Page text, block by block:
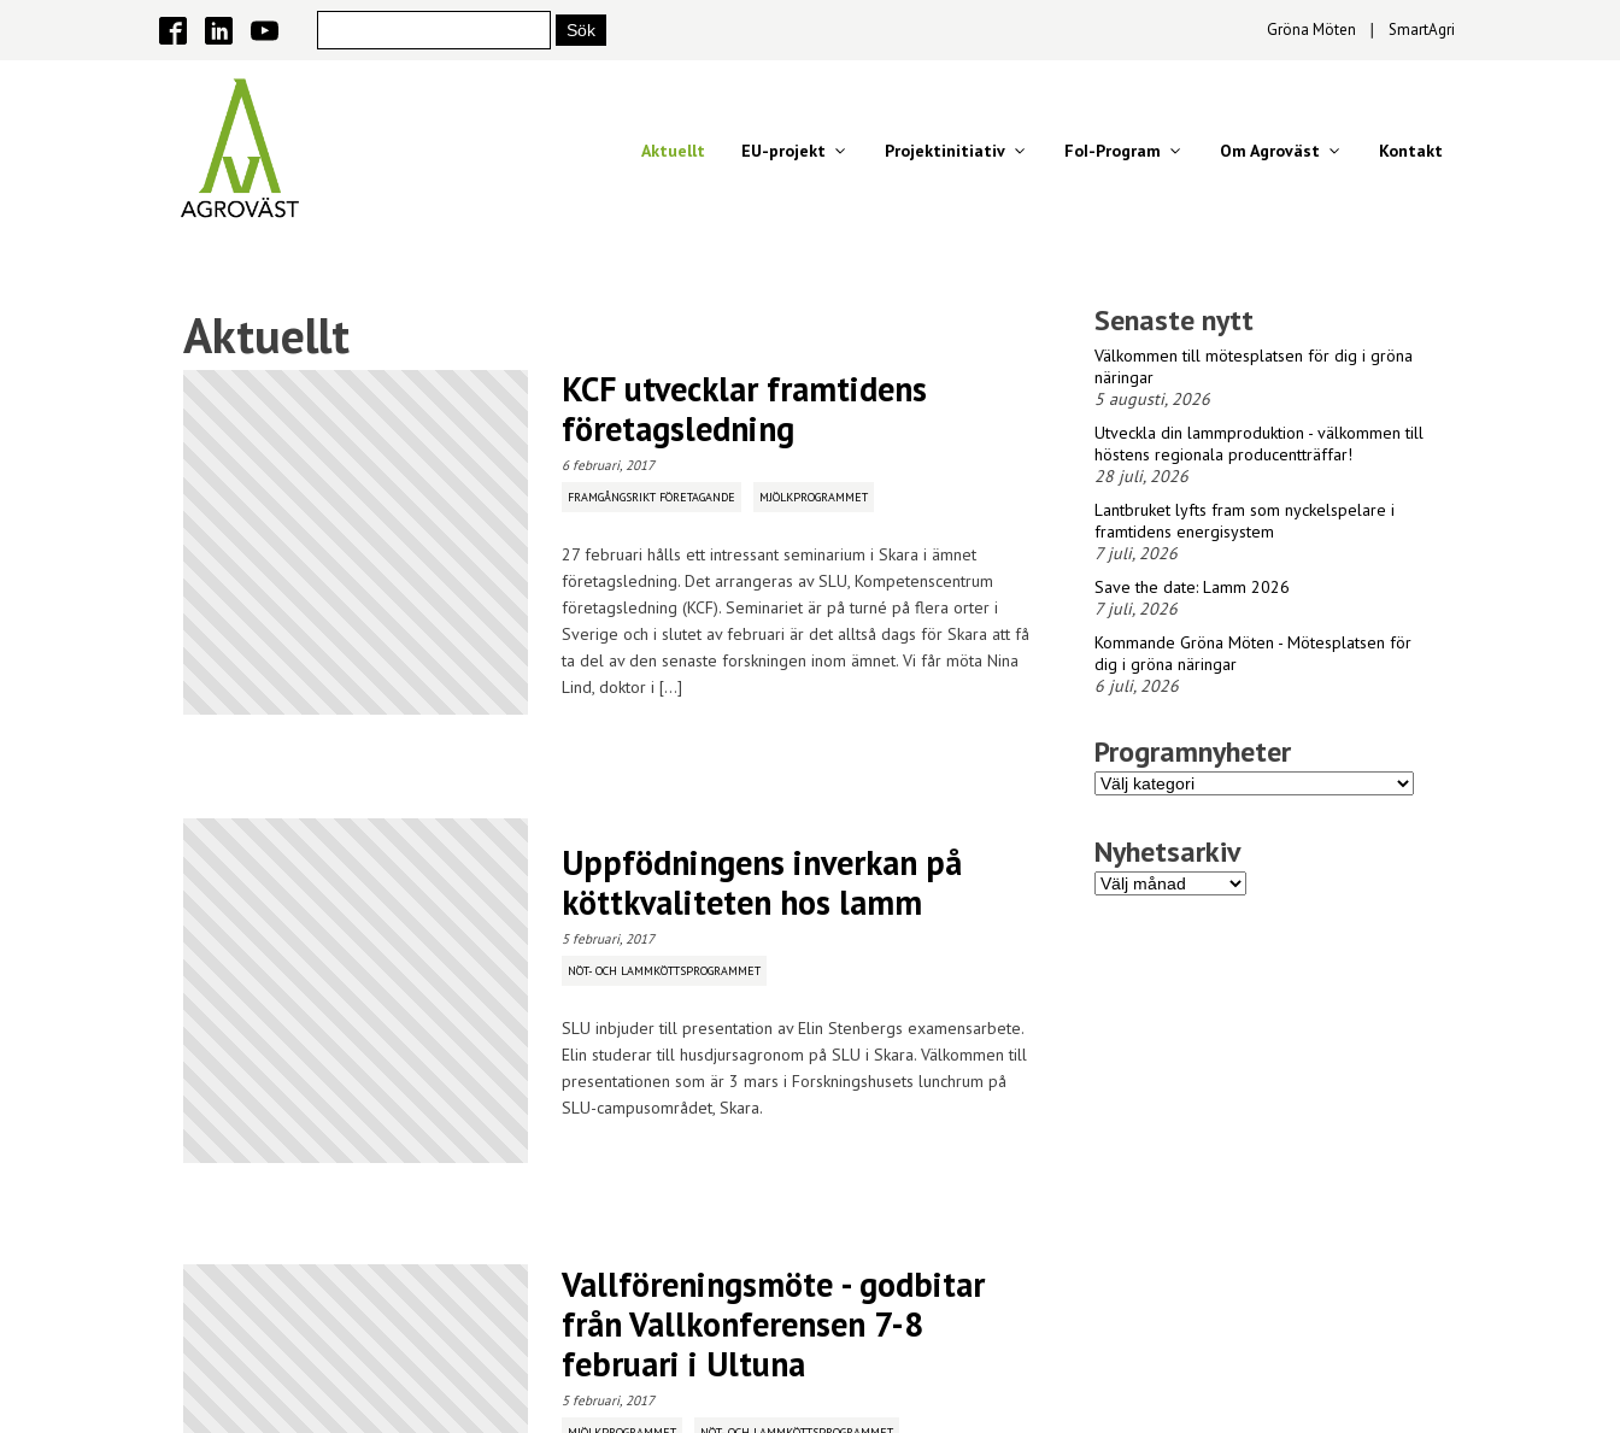
Gröna Möten ∣ SmartAgri
Aktuellt EU-projekt Projektinitiativ FoI-Program Om Agroväst Kontakt
Aktuellt
KCF utvecklar framtidens
företagsledning
6 februari, 2017
FRAMGÅNGSRIKT FÖRETAGANDE MJÖLKPROGRAMMET
27 februari hålls ett intressant seminarium i Skara i ämnet
företagsledning. Det arrangeras av SLU, Kompetenscentrum
företagsledning (KCF). Seminariet är på turné på flera orter i
Sverige och i slutet av februari är det alltså dags för Skara att få
ta del av den senaste forskningen inom ämnet. Vi får möta Nina
Lind, doktor i […]
Uppfödningens inverkan på
köttkvaliteten hos lamm
5 februari, 2017
NÖT- OCH LAMMKÖTTSPROGRAMMET
SLU inbjuder till presentation av Elin Stenbergs examensarbete.
Elin studerar till husdjursagronom på SLU i Skara. Välkommen till
presentationen som är 3 mars i Forskningshusets lunchrum på
SLU-campusområdet, Skara.
Vallföreningsmöte - godbitar
från Vallkonferensen 7-8
februari i Ultuna
5 februari, 2017
Senaste nytt
Välkommen till mötesplatsen för dig i gröna
näringar
5 augusti, 2026
Utveckla din lammproduktion - välkommen till
höstens regionala producentträffar!
28 juli, 2026
Lantbruket lyfts fram som nyckelspelare i
framtidens energisystem
7 juli, 2026
Save the date: Lamm 2026
7 juli, 2026
Kommande Gröna Möten - Mötesplatsen för
dig i gröna näringar
6 juli, 2026
Programnyheter
Programnyheter
Nyhetsarkiv
Nyhetsarkiv